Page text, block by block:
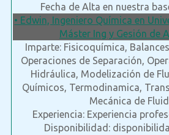
Fecha de Alta en nuestra
• Edwin, Ingeniero Química en
Máster Ing y Gesión de
Imparte: Fisicoquímica,
Operaciones de Separación,
Hidráulica, Modelización de
Químicos, Termodinamica,
Mecánica de
Experiencia: Experiencia
Disponibilidad: